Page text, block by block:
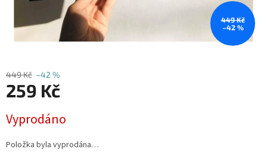
449 Kč
–42 %
449 Kč –42 %
259 Kč
cena:
Vyprodáno
Položka byla vyprodána…